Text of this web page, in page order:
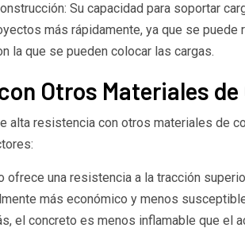
Su capacidad para soportar
más rápidamente, ya que se puede
la que se pueden colocar las cargas.
Otros Materiales
alta resistencia con otros materiales de
ofrece una resistencia a la tracción
más económico y menos
el concreto es menos inflamable que el